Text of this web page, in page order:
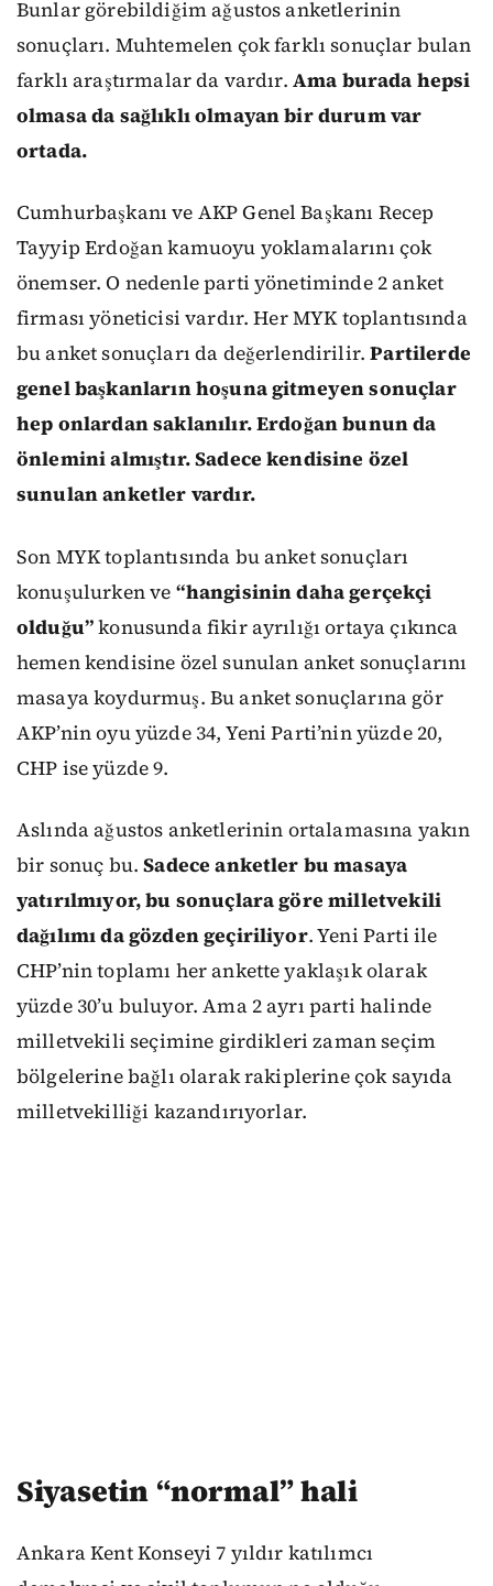
Bunlar görebildiğim ağustos anketlerinin
sonuçları. Muhtemelen çok farklı sonuçlar bulan
farklı araştırmalar da vardır. Ama burada hepsi
olmasa da sağlıklı olmayan bir durum var
ortada.
Cumhurbaşkanı ve AKP Genel Başkanı Recep
Tayyip Erdoğan kamuoyu yoklamalarını çok
önemser. O nedenle parti yönetiminde 2 anket
firması yöneticisi vardır. Her MYK toplantısında
bu anket sonuçları da değerlendirilir.Partilerde
genel başkanların hoşuna gitmeyen sonuçlar
hep onlardan saklanılır. Erdoğan bunun da
önlemini almıştır. Sadece kendisine özel
sunulan anketler vardır.
Son MYK toplantısında bu anket sonuçları
konuşulurken ve “hangisinin daha gerçekçi
olduğu”konusunda fikir ayrılığı ortaya çıkınca
hemen kendisine özel sunulan anket sonuçlarını
masaya koydurmuş. Bu anket sonuçlarına gör
AKP’nin oyu yüzde 34, Yeni Parti’nin yüzde 20,
CHP ise yüzde 9.
Aslında ağustos anketlerinin ortalamasına yakın
bir sonuç bu.Sadece anketler bu masaya
yatırılmıyor, bu sonuçlara göre milletvekili
dağılımı da gözden geçiriliyor. Yeni Parti ile
CHP’nin toplamı her ankette yaklaşık olarak
yüzde 30’u buluyor. Ama 2 ayrı parti halinde
milletvekili seçimine girdikleri zaman seçim
bölgelerine bağlı olarak rakiplerine çok sayıda
milletvekilliği kazandırıyorlar.
Siyasetin “normal” hali
Ankara Kent Konseyi 7 yıldır katılımcı